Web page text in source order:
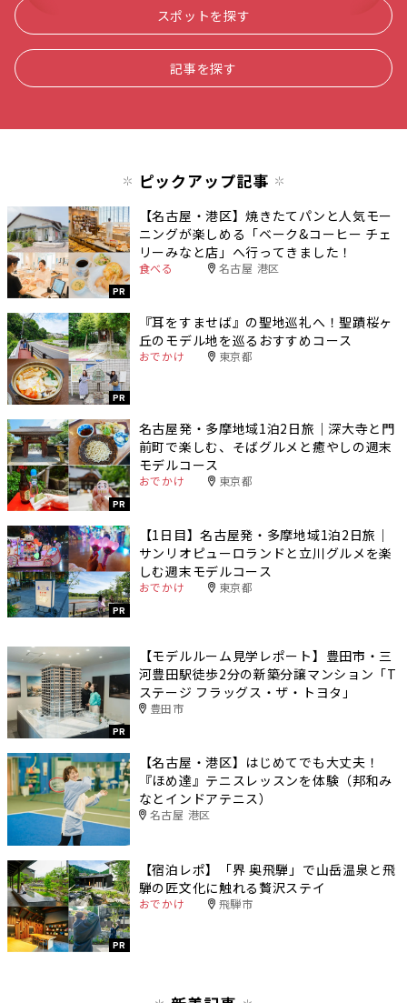
スポットを探す
記事を探す
ピックアップ記事
PR
【名古屋・港区】焼きたてパンと人気モー
ニングが楽しめる「ベーク&コーヒー チェ
リーみなと店」へ行ってきました！
食べる 名古屋 港区
PR
『耳をすませば』の聖地巡礼へ！聖蹟桜ヶ
丘のモデル地を巡るおすすめコース
おでかけ 東京都
PR
名古屋発・多摩地域1泊2日旅｜深大寺と門
前町で楽しむ、そばグルメと癒やしの週末
モデルコース
おでかけ 東京都
PR
【1日目】名古屋発・多摩地域1泊2日旅｜
サンリオピューロランドと立川グルメを楽
しむ週末モデルコース
おでかけ 東京都
PR
【モデルルーム見学レポート】豊田市・三
河豊田駅徒歩2分の新築分譲マンション「T
ステージ フラッグス・ザ・トヨタ」
豊田市
【名古屋・港区】はじめてでも大丈夫！
『ほめ達』テニスレッスンを体験（邦和み
なとインドアテニス）
名古屋 港区
PR
【宿泊レポ】「界 奥飛騨」で山岳温泉と飛
騨の匠文化に触れる贅沢ステイ
おでかけ 飛騨市